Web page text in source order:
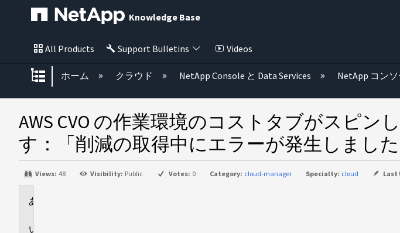
Knowledge Base
All Products Support Bulletins Videos
グローバル階層を展開/折りたたむ
ホーム クラウド NetApp Console と Data Services NetApp コン
AWS CVO の作業環境のコストタブがスピ
す：「削減の取得中にエラーが発生しました
Views: 48 Visibility: Public Votes: 0 Category: cloud-manager Specialty: cloud Last